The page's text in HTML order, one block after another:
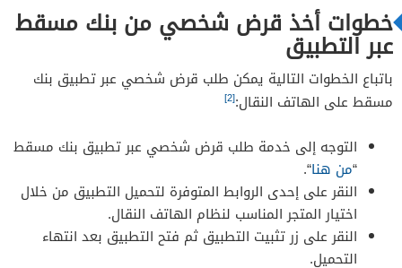
خطوات أخذ قرض شخصي من بنك مسقط
عبر التطبيق
باتباع الخطوات التالية يمكن طلب قرض شخصي عبر تطبيق بنك
مسقط على الهاتف النقال:[2]
التوجه إلى خدمة طلب قرض شخصي عبر تطبيق بنك مسقط
“من هنا“.
النقر على إحدى الروابط المتوفرة لتحميل التطبيق من خلال
اختيار المتجر المناسب لنظام الهاتف النقال.
النقر على زر تثبيت التطبيق ثم فتح التطبيق بعد انتهاء
التحميل.